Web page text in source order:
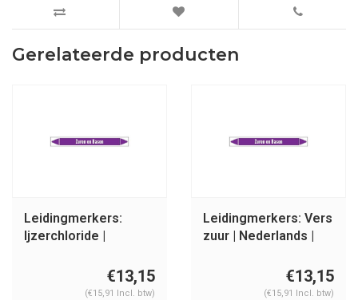
Gerelateerde producten
Leidingmerkers:
Ijzerchloride |
€13,15
(€15,91 Incl. btw)
Leidingmerkers: Vers
zuur | Nederlands |
€13,15
(€15,91 Incl. btw)